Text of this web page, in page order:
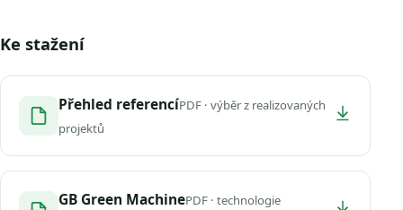
Ke stažení
Přehled referencíPDF · výběr z realizovaných
projektů
GB Green MachinePDF · technologie